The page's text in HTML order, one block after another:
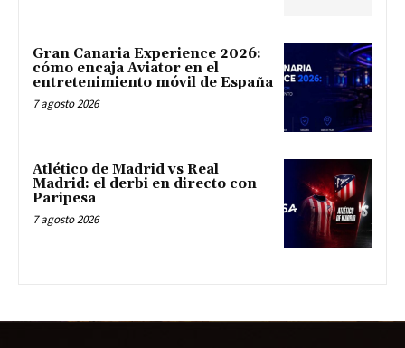
Gran Canaria Experience 2026:
cómo encaja Aviator en el
entretenimiento móvil de España
7 agosto 2026
Atlético de Madrid vs Real
Madrid: el derbi en directo con
Paripesa
7 agosto 2026